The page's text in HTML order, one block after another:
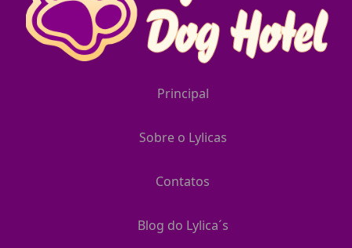
Principal
Sobre o Lylicas
Contatos
Blog do Lylica´s